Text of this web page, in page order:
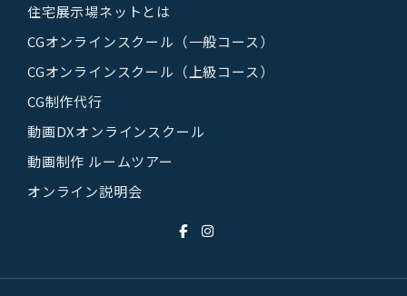
住宅展示場ネットとは
CGオンラインスクール（一般コース）
CGオンラインスクール（上級コース）
CG制作代行
動画DXオンラインスクール
動画制作 ルームツアー
オンライン説明会